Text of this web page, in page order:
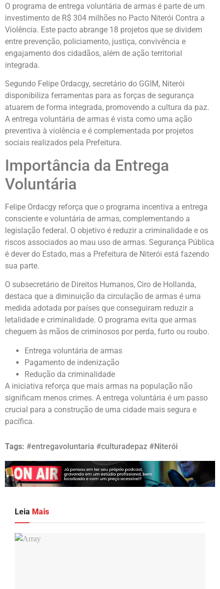
O programa de entrega voluntária de armas é parte de um
investimento de R$ 304 milhões no Pacto Niterói Contra a
Violência. Este pacto abrange 18 projetos que se dividem
entre prevenção, policiamento, justiça, convivência e
engajamento dos cidadãos, além de ação territorial
integrada.
Segundo Felipe Ordacgy, secretário do GGIM, Niterói
disponibiliza ferramentas para as forças de segurança
atuarem de forma integrada, promovendo a cultura da paz.
A entrega voluntária de armas é vista como uma ação
preventiva à violência e é complementada por projetos
sociais realizados pela Prefeitura.
Importância da Entrega
Voluntária
Felipe Ordacgy reforça que o programa incentiva a entrega
consciente e voluntária de armas, complementando a
legislação federal. O objetivo é reduzir a criminalidade e os
riscos associados ao mau uso de armas. Segurança Pública
é dever do Estado, mas a Prefeitura de Niterói está fazendo
sua parte.
O subsecretário de Direitos Humanos, Ciro de Hollanda,
destaca que a diminuição da circulação de armas é uma
medida adotada por países que conseguiram reduzir a
letalidade e criminalidade. O programa evita que armas
cheguem às mãos de criminosos por perda, furto ou roubo.
Entrega voluntária de armas
Pagamento de indenização
Redução da criminalidade
A iniciativa reforça que mais armas na população não
significam menos crimes. A entrega voluntária é um passo
crucial para a construção de uma cidade mais segura e
pacífica.
Tags: #entregavoluntaria #culturadepaz #Niterói
Leia Mais